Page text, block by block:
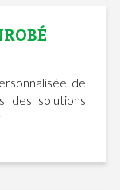
de
des solutions